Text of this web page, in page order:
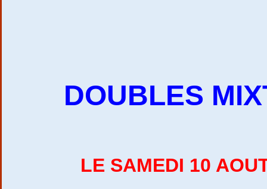
DOUBLES
LE SAMEDI 10